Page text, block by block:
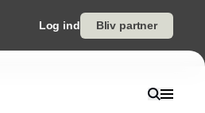
Log ind Bliv partner